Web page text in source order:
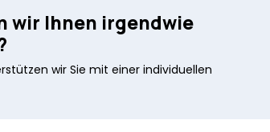
wir Ihnen irgendwie
wir Sie mit einer individuellen